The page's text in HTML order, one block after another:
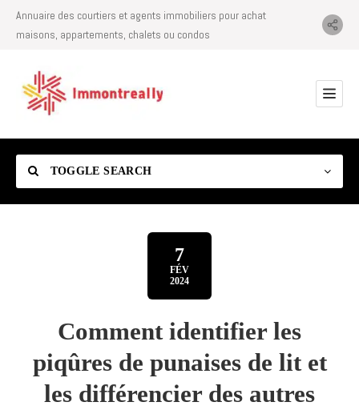
Annuaire des courtiers et agents immobiliers pour achat
maisons, appartements, chalets ou condos
TOGGLE SEARCH
Location
7
FÉV
2024
Comment identifier les
piqûres de punaises de lit et
les différencier des autres